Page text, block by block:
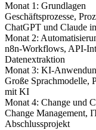
Monat 1: Grundlagen
Geschäftsprozesse,
ChatGPT und Claude
Monat 2:
n8n-Workflows, API-
Datenextraktion
Monat 3: KI-
Große Sprachmodelle,
mit KI
Monat 4: Change und
Change Management,
Abschlussprojekt